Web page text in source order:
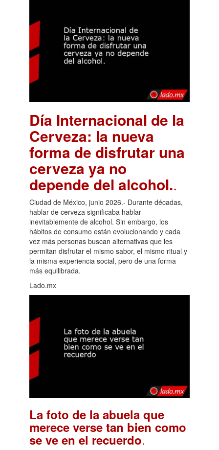
Día Internacional de la
Cerveza: la nueva
forma de disfrutar una
cerveza ya no
depende del alcohol..
Ciudad de México, junio 2026.- Durante décadas,
hablar de cerveza significaba hablar
inevitablemente de alcohol. Sin embargo, los
hábitos de consumo están evolucionando y cada
vez más personas buscan alternativas que les
permitan disfrutar el mismo sabor, el mismo ritual y
la misma experiencia social, pero de una forma
más equilibrada.
Lado.mx
La foto de la abuela que
merece verse tan bien como
se ve en el recuerdo.